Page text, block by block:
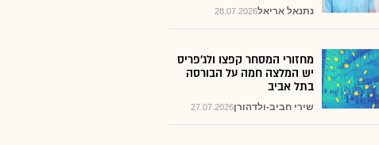
28.07.2026נתנאל אריאל
מחזורי המסחר קפצו ולג'פריס
יש המלצה חמה על הבורסה
בתל אביב
27.07.2026שירי חביב-ולדהורן